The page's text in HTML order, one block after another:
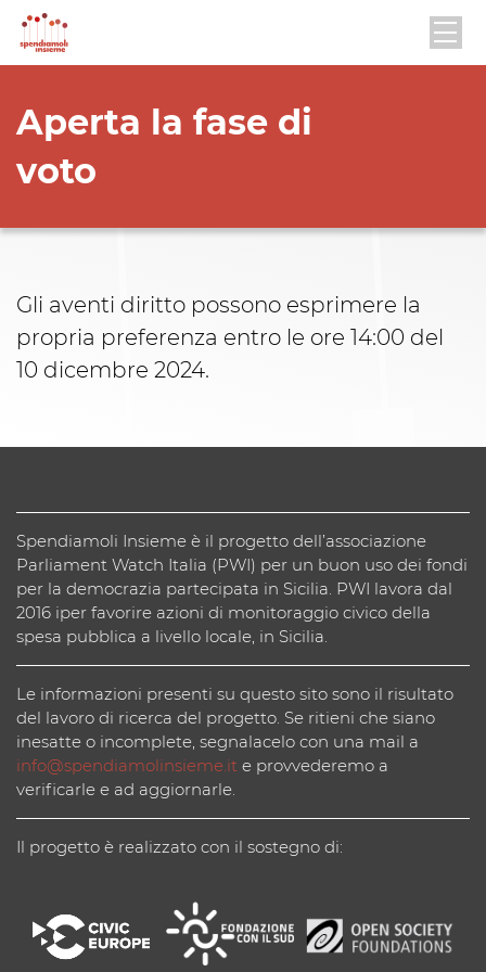
Aperta la fase di
voto
Gli aventi diritto possono esprimere la
propria preferenza entro le ore 14:00 del
10 dicembre 2024.
Spendiamoli Insieme è il progetto dell’associazione
Parliament Watch Italia (PWI) per un buon uso dei fondi
per la democrazia partecipata in Sicilia. PWI lavora dal
2016 iper favorire azioni di monitoraggio civico della
spesa pubblica a livello locale, in Sicilia.
Le informazioni presenti su questo sito sono il risultato
del lavoro di ricerca del progetto. Se ritieni che siano
inesatte o incomplete, segnalacelo con una mail a
info@spendiamolinsieme.it e provvederemo a
verificarle e ad aggiornarle.
Il progetto è realizzato con il sostegno di: